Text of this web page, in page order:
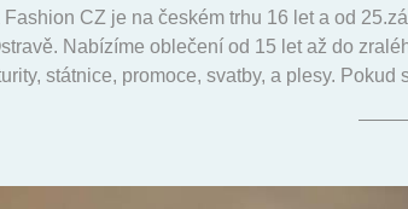
Fashion CZ je na českém trhu 16 let a od
Nabízíme oblečení od 15 let až do
státnice, promoce, svatby, a plesy.